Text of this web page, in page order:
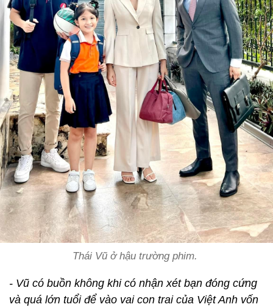
Thái Vũ ở hậu trường phim.
- Vũ có buồn không khi có nhận xét bạn đóng cứng
và quá lớn tuổi để vào vai con trai của Việt Anh vốn